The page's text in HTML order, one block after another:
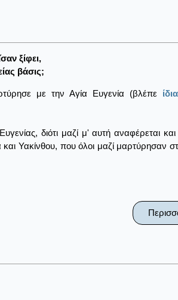
ξίφει,
βάσις;
με την Αγία Ευγενία (βλέπε ίδια
διότι μαζί μ' αυτή αναφέρεται
Υακίνθου, που όλοι μαζί μαρτύρησαν